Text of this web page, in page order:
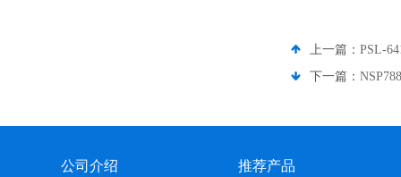
上一篇： PSL-
下一篇：
公司介绍 推荐产品